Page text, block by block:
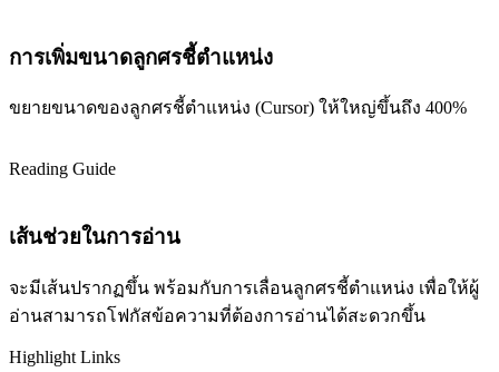
การเพิ่มขนาดลูกศรชี้ตำแหน่ง
ขยายขนาดของลูกศรชี้ตำแหน่ง (Cursor) ให้ใหญ่ขึ้นถึง 400%
Reading Guide
เส้นช่วยในการอ่าน
จะมีเส้นปรากฏขึ้น พร้อมกับการเลื่อนลูกศรชี้ตำแหน่ง เพื่อให้ผู้
อ่านสามารถโฟกัสข้อความที่ต้องการอ่านได้สะดวกขึ้น
Highlight Links